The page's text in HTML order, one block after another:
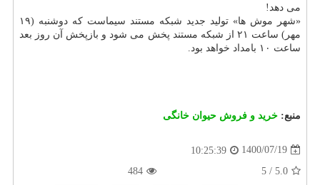
می دهد!
«شهر موش ها» تولید جدید شبکه مستند سیماست که دوشنبه (۱۹
مهر) ساعت ۲۱ از شبکه مستند پخش می شود و بازپخش آن روز بعد
ساعت ۱۰ بامداد خواهد بود.
منبع: خرید و فروش حیوان خانگی
1400/07/19
10:25:39
5.0
/
5
484